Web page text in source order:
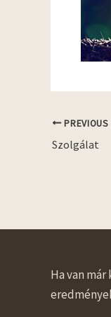
PREVIOUS
Szolgálat
Ha van